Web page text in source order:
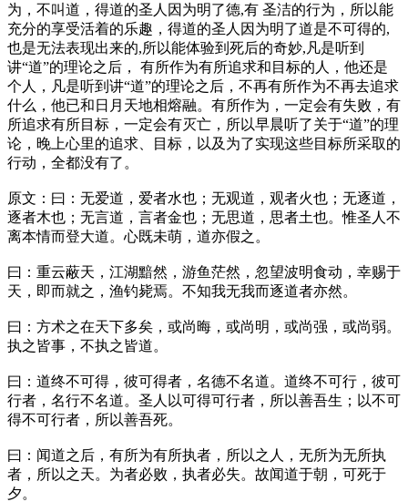
为，不叫道，得道的圣人因为明了德,有 圣洁的行为，所以能
充分的享受活着的乐趣，得道的圣人因为明了道是不可得的,
也是无法表现出来的,所以能体验到死后的奇妙,凡是听到
讲“道”的理论之后， 有所作为有所追求和目标的人，他还是
个人，凡是听到讲“道”的理论之后，不再有所作为不再去追求
什么，他已和日月天地相熔融。有所作为，一定会有失败，有
所追求有所目标，一定会有灭亡，所以早晨听了关于“道”的理
论，晚上心里的追求、目标，以及为了实现这些目标所采取的
行动，全都没有了。
原文：曰：无爱道，爱者水也；无观道，观者火也；无逐道，
逐者木也；无言道，言者金也；无思道，思者土也。惟圣人不
离本情而登大道。心既未萌，道亦假之。
曰：重云蔽天，江湖黯然，游鱼茫然，忽望波明食动，幸赐于
天，即而就之，渔钓毙焉。不知我无我而逐道者亦然。
曰：方术之在天下多矣，或尚晦，或尚明，或尚强，或尚弱。
执之皆事，不执之皆道。
曰：道终不可得，彼可得者，名德不名道。道终不可行，彼可
行者，名行不名道。圣人以可得可行者，所以善吾生；以不可
得不可行者，所以善吾死。
曰：闻道之后，有所为有所执者，所以之人，无所为无所执
者，所以之天。为者必败，执者必失。故闻道于朝，可死于
夕。